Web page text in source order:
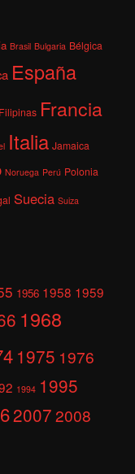
Brasil Bulgaria Bélgica
España
Filipinas Francia
Italia Jamaica
Noruega Perú Polonia
Suecia Suiza
1956 1958 1959
1968
1975 1976
1994 1995
20072008